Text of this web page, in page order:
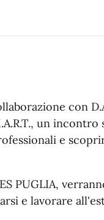
con
un
e
PUGLIA,
e lavorare